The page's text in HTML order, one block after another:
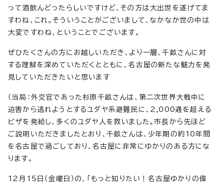
って酒飲んどったらしいですけど、その方は大出世を遂げてま
すわね、これ。そういうことがございまして、なかなか世の中は
大変ですわね、ということでございます。
ぜひたくさんの方にお越しいただき、より一層、千畝さんに対
する理解を深めていただくとともに、名古屋の新たな魅力を発
見していただきたいと思います
（当局：外交官であった杉原千畝さんは、第二次世界大戦中に
迫害から逃れようとするユダヤ系避難民に、2,000通を超える
ビザを発給し、多くのユダヤ人を救いました。市長から先ほど
ご説明いただきましたとおり、千畝さんは、少年期の約10年間
を名古屋で過ごしており、名古屋に非常にゆかりのある方にな
ります。
12月15日（金曜日）の、「もっと知りたい！名古屋ゆかりの偉